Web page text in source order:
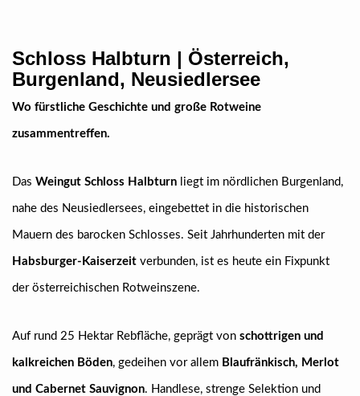
Schloss Halbturn | Österreich,
Burgenland, Neusiedlersee
Wo fürstliche Geschichte und große Rotweine
zusammentreffen.
Das Weingut Schloss Halbturn liegt im nördlichen Burgenland,
nahe des Neusiedlersees, eingebettet in die historischen
Mauern des barocken Schlosses. Seit Jahrhunderten mit der
Habsburger-Kaiserzeit verbunden, ist es heute ein Fixpunkt
der österreichischen Rotweinszene.
Auf rund 25 Hektar Rebfläche, geprägt von schottrigen und
kalkreichen Böden, gedeihen vor allem Blaufränkisch, Merlot
und Cabernet Sauvignon. Handlese, strenge Selektion und